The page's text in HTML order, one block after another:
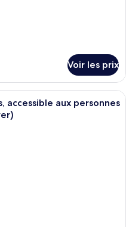
Voir les prix
chambre d’hôtel avec deux
accessible aux personnes